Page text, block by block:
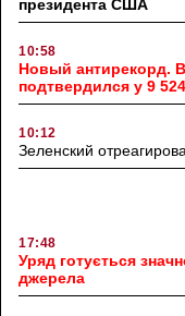
президента США
10:58
Новый антирекорд.
подтвердился у 9
10:12
Зеленский
17:48
Уряд готується
джерела